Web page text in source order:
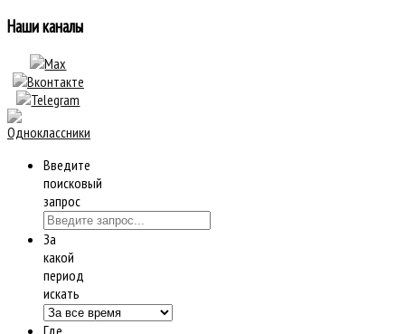
Наши каналы
Введите
поисковый
запрос
За
какой
период
искать
Где